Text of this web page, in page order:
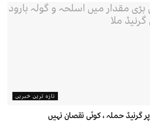
تازہ ترین خبریں
گرنیڈ حملہ ، کوئی نقصان نہیں